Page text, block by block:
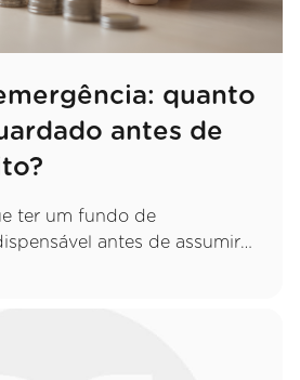
quanto
antes de
ter um fundo de
antes de assumir